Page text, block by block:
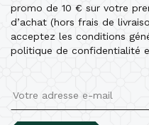
promo de 10 € sur votre
d’achat (hors frais de
acceptez les conditions
politique de confidentialité